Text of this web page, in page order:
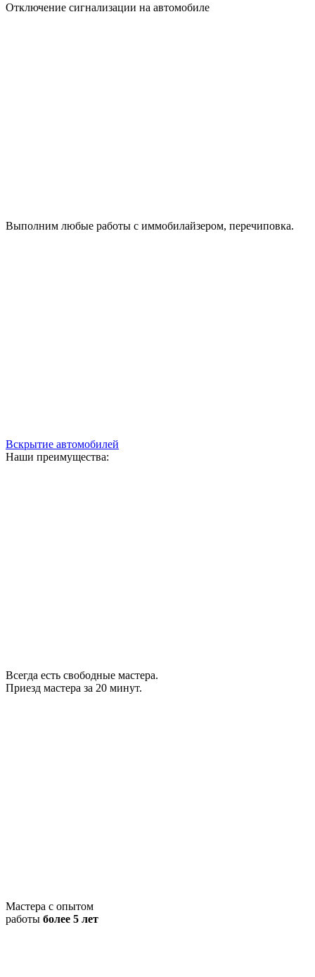
Отключение сигнализации на автомобиле
Выполним любые работы с иммобилайзером, перечиповка.
Вскрытие автомобилей
Наши преимущества:
Всегда есть свободные мастера.
Приезд мастера за 20 минут.
Мастера с опытом
работы более 5 лет